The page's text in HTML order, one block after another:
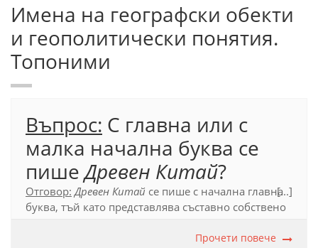
Имена на географски обекти
и геополитически понятия.
Топоними
Въпрос: С главна или с
малка начална буква се
пишеДревен Китай?
Отговор: Древен Китай се пише с начална главна
буква, тъй като представлява съставно собствено
[...]
Прочети повече